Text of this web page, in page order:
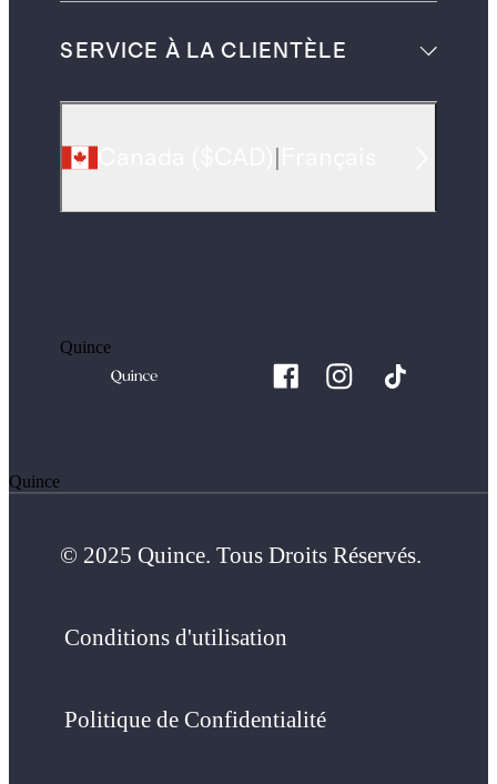
SERVICE À LA CLIENTÈLE
Quince
Quince
© 2025 Quince. Tous Droits Réservés.
Conditions d'utilisation
Politique de Confidentialité